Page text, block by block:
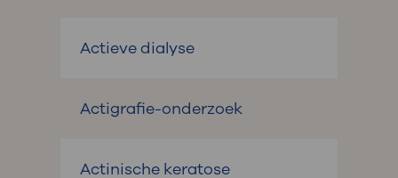
Actieve dialyse
Actigrafie-onderzoek
Actinische keratose